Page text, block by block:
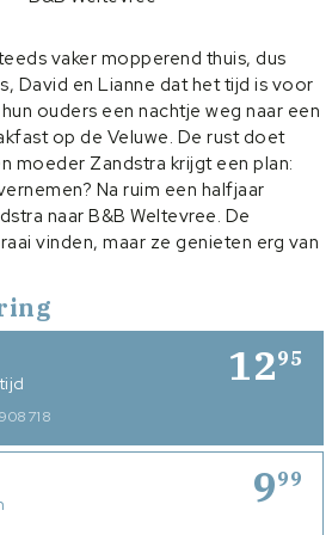
vaker mopperend thuis, dus
David en Lianne dat het tijd is voor
ouders een nachtje weg naar een
op de Veluwe. De rust doet
moeder Zandstra krijgt een plan:
Na ruim een halfjaar
naar B&B Weltevree. De
vinden, maar ze genieten erg van
beleven ze spannende
over gevaarlijke roofdieren die
blijken waar te zijn! 'Rovers op de
van de belevenissen van de
hun verhuizing naar de Veluwe en
avonturen rondom B&B
1295
999